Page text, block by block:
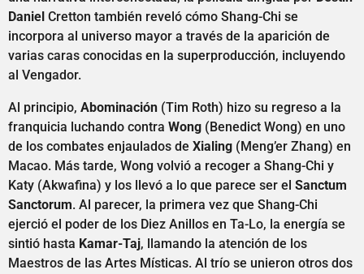
Daniel Cretton también reveló cómo Shang-Chi se
incorpora al universo mayor a través de la aparición de
varias caras conocidas en la superproducción, incluyendo
al Vengador.
Al principio, Abominación (Tim Roth) hizo su regreso a la
franquicia luchando contra Wong (Benedict Wong) en uno
de los combates enjaulados de Xialing (Meng’er Zhang) en
Macao. Más tarde, Wong volvió a recoger a Shang-Chi y
Katy (Akwafina) y los llevó a lo que parece ser el Sanctum
Sanctorum. Al parecer, la primera vez que Shang-Chi
ejerció el poder de los Diez Anillos en Ta-Lo, la energía se
sintió hasta Kamar-Taj, llamando la atención de los
Maestros de las Artes Místicas. Al trío se unieron otros dos